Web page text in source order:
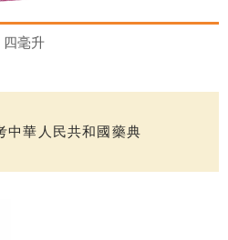
四毫升
中華人民共和國藥典